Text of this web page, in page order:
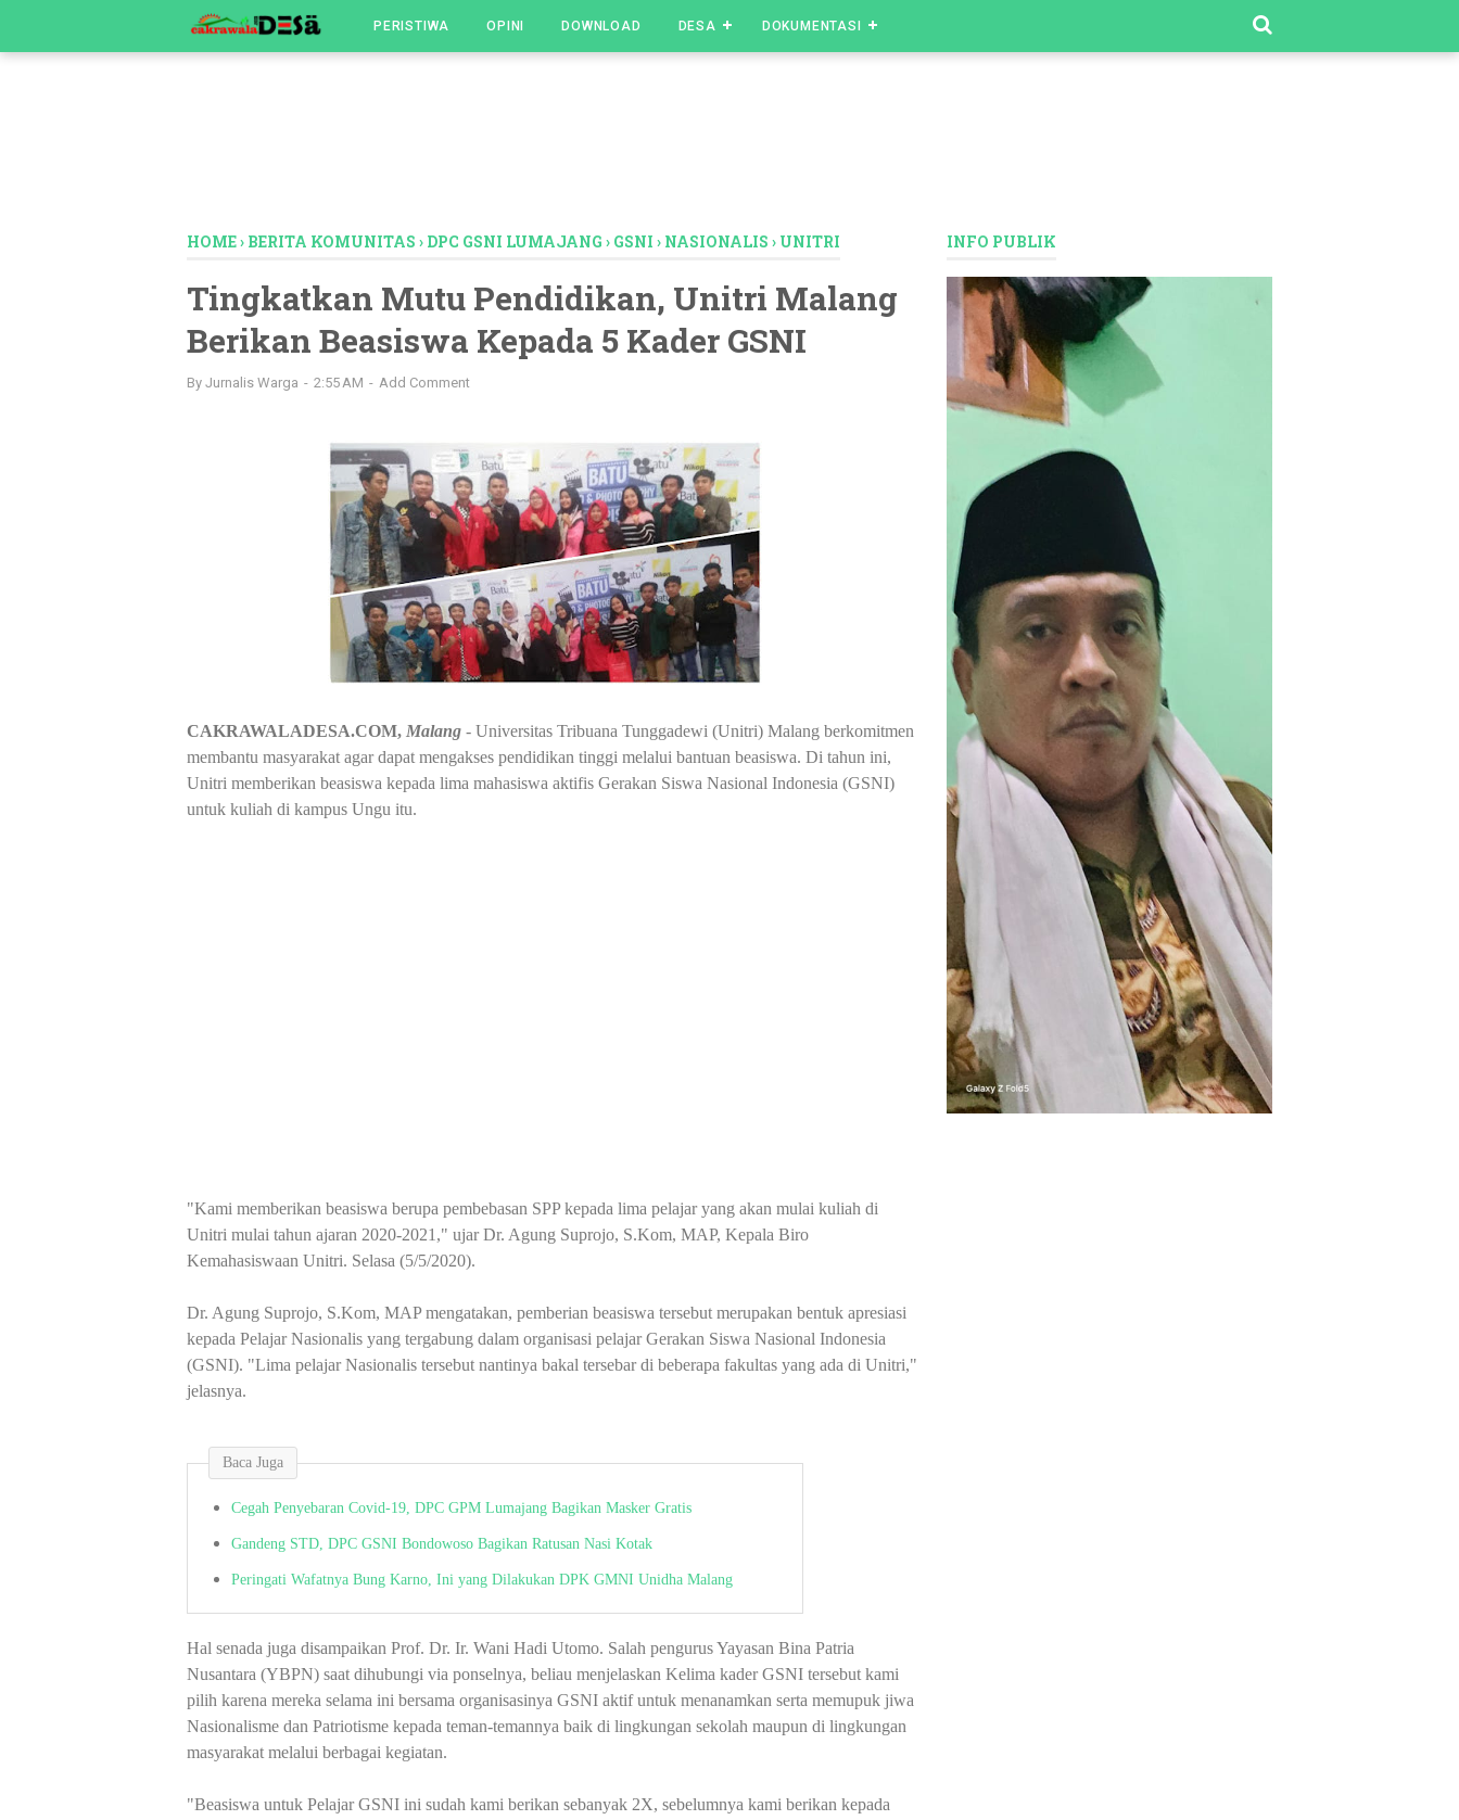
PERISTIWA OPINI DOWNLOAD DESA DOKUMENTASI
HOME› BERITA KOMUNITAS › DPC GSNI LUMAJANG › GSNI › NASIONALIS › UNITRI
Tingkatkan Mutu Pendidikan, Unitri Malang
Berikan Beasiswa Kepada 5 Kader GSNI
By Jurnalis Warga 2:55 AM Add Comment
CAKRAWALADESA.COM, Malang - Universitas Tribuana Tunggadewi (Unitri) Malang berkomitmen
membantu masyarakat agar dapat mengakses pendidikan tinggi melalui bantuan beasiswa. Di tahun ini,
Unitri memberikan beasiswa kepada lima mahasiswa aktifis Gerakan Siswa Nasional Indonesia (GSNI)
untuk kuliah di kampus Ungu itu.
"Kami memberikan beasiswa berupa pembebasan SPP kepada lima pelajar yang akan mulai kuliah di
Unitri mulai tahun ajaran 2020-2021," ujar Dr. Agung Suprojo, S.Kom, MAP, Kepala Biro
Kemahasiswaan Unitri. Selasa (5/5/2020).
Dr. Agung Suprojo, S.Kom, MAP mengatakan, pemberian beasiswa tersebut merupakan bentuk apresiasi
kepada Pelajar Nasionalis yang tergabung dalam organisasi pelajar Gerakan Siswa Nasional Indonesia
(GSNI). "Lima pelajar Nasionalis tersebut nantinya bakal tersebar di beberapa fakultas yang ada di Unitri,"
jelasnya.
Baca Juga
Cegah Penyebaran Covid-19, DPC GPM Lumajang Bagikan Masker Gratis
Gandeng STD, DPC GSNI Bondowoso Bagikan Ratusan Nasi Kotak
Peringati Wafatnya Bung Karno, Ini yang Dilakukan DPK GMNI Unidha Malang
Hal senada juga disampaikan Prof. Dr. Ir. Wani Hadi Utomo. Salah pengurus Yayasan Bina Patria
Nusantara (YBPN) saat dihubungi via ponselnya, beliau menjelaskan Kelima kader GSNI tersebut kami
pilih karena mereka selama ini bersama organisasinya GSNI aktif untuk menanamkan serta memupuk jiwa
Nasionalisme dan Patriotisme kepada teman-temannya baik di lingkungan sekolah maupun di lingkungan
masyarakat melalui berbagai kegiatan.
"Beasiswa untuk Pelajar GSNI ini sudah kami berikan sebanyak 2X, sebelumnya kami berikan kepada
INFO PUBLIK